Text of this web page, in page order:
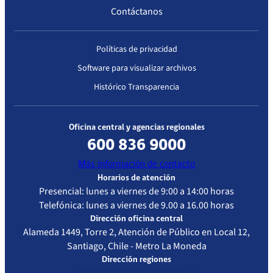
Contáctanos
Políticas de privacidad
Software para visualizar archivos
Histórico Transparencia
Oficina central y agencias regionales
600 836 9000
Más información de contacto
Horarios de atención
Presencial: lunes a viernes de 9:00 a 14:00 horas
Telefónica: lunes a viernes de 9.00 a 16.00 horas
Dirección oficina central
Alameda 1449, Torre 2, Atención de Público en Local 12,
Santiago, Chile - Metro La Moneda
Dirección regiones